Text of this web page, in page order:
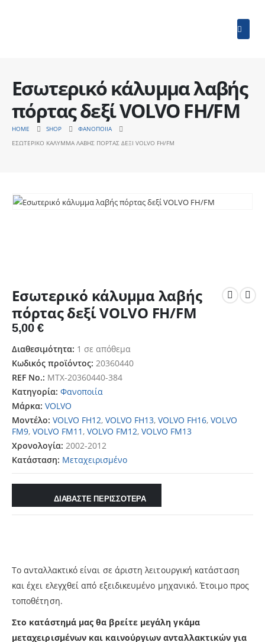
Εσωτερικό κάλυμμα λαβής
πόρτας δεξί VOLVO FH/FM
HOME SHOP
ΦΑΝΟΠΟΙΊΑ
ΕΣΩΤΕΡΙΚΌ ΚΆΛΥΜΜΑ ΛΑΒΉΣ ΠΌΡΤΑΣ ΔΕΞΊ VOLVO FH/FM
Εσωτερικό κάλυμμα λαβής
πόρτας δεξί VOLVO FH/FM
5,00€
Διαθεσιμότητα: 1 σε απόθεμα
Κωδικός προϊόντος: 20360440
REF No.: MTX-20360440-384
Κατηγορία: Φανοποιία
Μάρκα: VOLVO
Μοντέλο: VOLVO FH12, VOLVO FH13, VOLVO FH16, VOLVO
FM9, VOLVO FM11 , VOLVO FM12, VOLVO FM13
Χρονολογία: 2002-2012
Κατάσταση: Μεταχειρισμένο
ΔΙΑΒΑΣΤΕ ΠΕΡΙΣΣΟΤΕΡΑ
Το ανταλλακτικό είναι σε άριστη λειτουργική κατάσταση
και έχει ελεγχθεί από εξειδικευμένο μηχανικό. Έτοιμο προς
τοποθέτηση.
Στο κατάστημά μας θα βρείτε μεγάλη γκάμα
μεταχειρισμένων και καινούργιων ανταλλακτικών για